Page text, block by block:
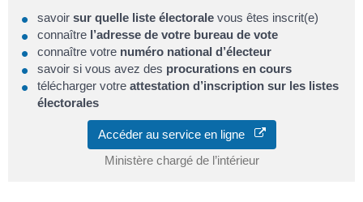
savoir sur quelle liste électorale vous êtes inscrit(e)
connaître l’adresse de votre bureau de vote
connaître votre numéro national d’électeur
savoir si vous avez des procurations en cours
télécharger votre attestation d’inscription sur les listes
électorales
Accéder au service en ligne
Ministère chargé de l’intérieur